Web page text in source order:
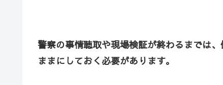
警察の事情聴取や現場検証が終わるまでは
ままにしておく必要があります。